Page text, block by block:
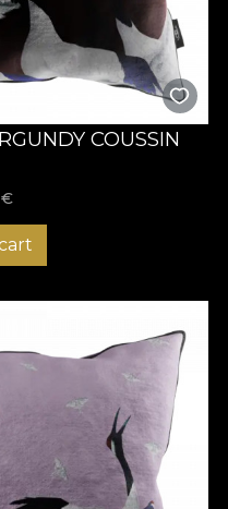
COUSSIN
€